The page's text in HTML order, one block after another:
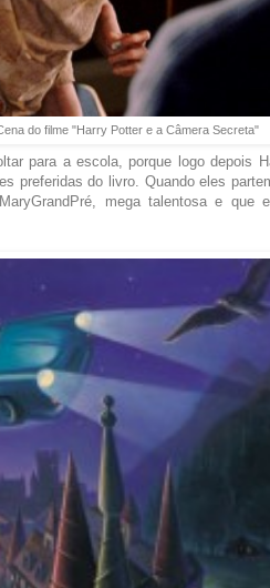
do filme "Harry Potter e a Câmera Secreta"
para a escola, porque logo depois
preferidas do livro. Quando eles
mega talentosa e que